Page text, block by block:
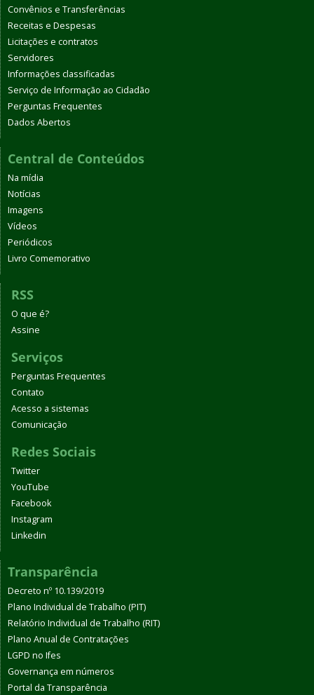
Convênios e Transferências
Receitas e Despesas
Licitações e contratos
Servidores
Informações classificadas
Serviço de Informação ao Cidadão
Perguntas Frequentes
Dados Abertos
Central de Conteúdos
Na mídia
Notícias
Imagens
Vídeos
Periódicos
Livro Comemorativo
RSS
O que é?
Assine
Serviços
Perguntas Frequentes
Contato
Acesso a sistemas
Comunicação
Redes Sociais
Twitter
YouTube
Facebook
Instagram
Linkedin
Transparência
Decreto nº 10.139/2019
Plano Individual de Trabalho (PIT)
Relatório Individual de Trabalho (RIT)
Plano Anual de Contratações
LGPD no Ifes
Governança em números
Portal da Transparência